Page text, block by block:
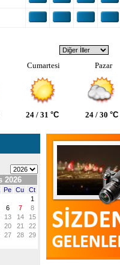
Cumartesi Pazar
24 / 31 °C 24 / 30 °C